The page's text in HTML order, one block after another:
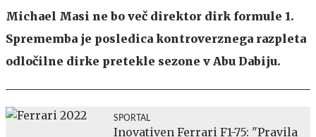
Michael Masi ne bo več direktor dirk formule 1.
Sprememba je posledica kontroverznega razpleta
odločilne dirke pretekle sezone v Abu Dabiju.
SPORTAL
Inovativen Ferrari F1-75: "Pravila